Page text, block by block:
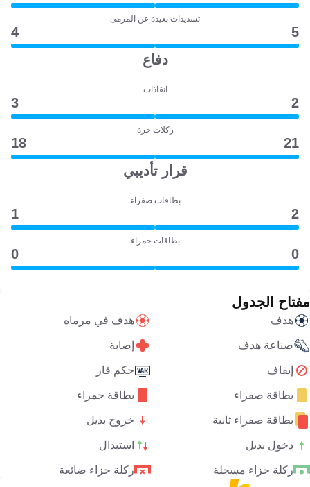
تسديدات بعيدة عن المرمى
5
4
دفاع
انقاذات
2
3
ركلات حرة
21
18
قرار تأديبي
بطاقات صفراء
2
1
بطاقات حمراء
0
0
مفتاح الجدول
هدف هدف في مرماه
صناعة هدف إصابة
إيقاف حكم ڤار
بطاقة صفراء بطاقة حمراء
بطاقة صفراء ثانية خروج بديل
دخول بديل استبدال
ركلة جزاء مسجلة ركلة جزاء ضائعة